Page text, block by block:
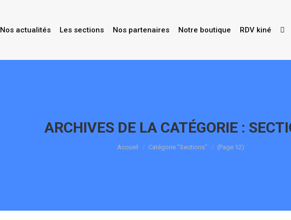
Nos actualités Les sections Nos partenaires Notre boutique RDV kiné
ARCHIVES DE LA CATÉGORIE :
Vous êtes ici :
Accueil Catégorie "Sections" (Page 12)